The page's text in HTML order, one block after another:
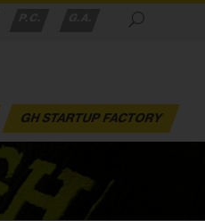
GH STARTUP FACTORY